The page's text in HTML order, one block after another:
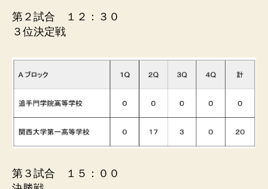
第２試合 １２：３０
３位決定戦
第３試合 １５：００